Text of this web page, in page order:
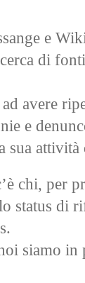
e
di
avere
e
chi, per
status di
siamo